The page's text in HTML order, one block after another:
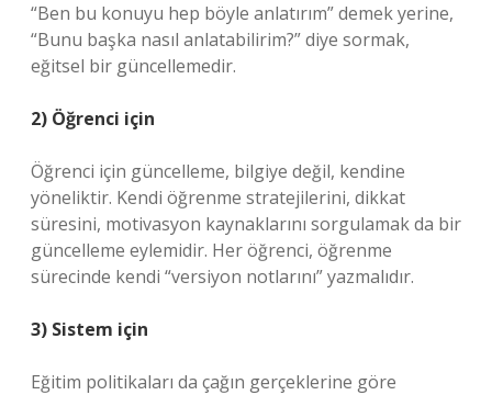
“Ben bu konuyu hep böyle anlatırım” demek yerine,
“Bunu başka nasıl anlatabilirim?” diye sormak,
eğitsel bir güncellemedir.
2) Öğrenci için
Öğrenci için güncelleme, bilgiye değil, kendine
yöneliktir. Kendi öğrenme stratejilerini, dikkat
süresini, motivasyon kaynaklarını sorgulamak da bir
güncelleme eylemidir. Her öğrenci, öğrenme
sürecinde kendi “versiyon notlarını” yazmalıdır.
3) Sistem için
Eğitim politikaları da çağın gerçeklerine göre